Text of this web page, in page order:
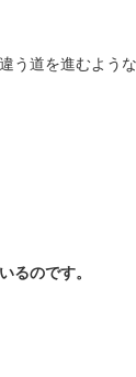
う道を進むよう
るのです。